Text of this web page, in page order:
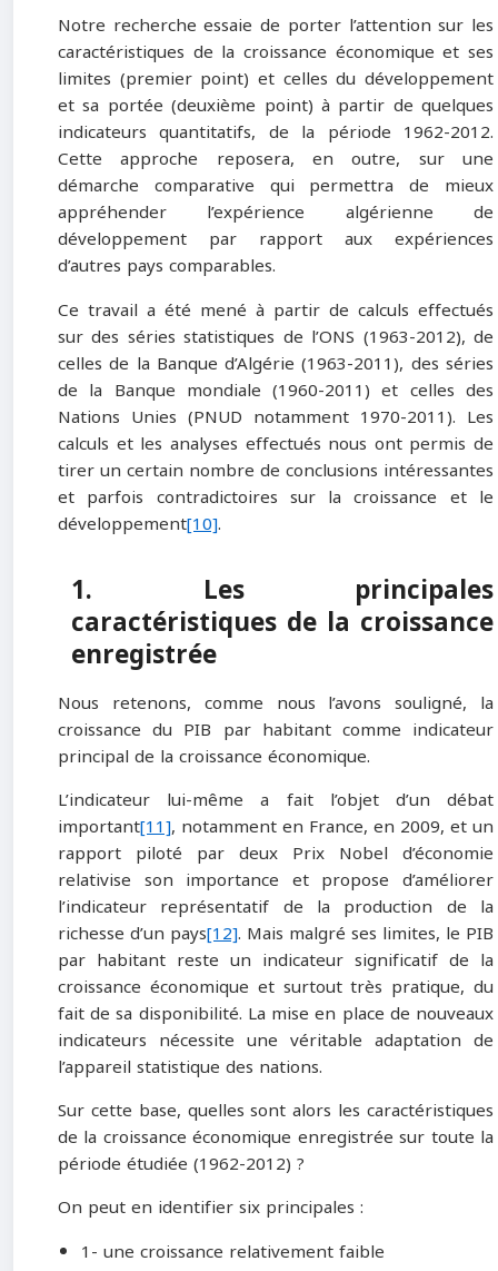
Notre recherche essaie de porter l’attention sur les
caractéristiques de la croissance économique et ses
limites (premier point) et celles du développement
et sa portée (deuxième point) à partir de quelques
indicateurs quantitatifs, de la période 1962-2012.
Cette approche reposera, en outre, sur une
démarche comparative qui permettra de mieux
appréhender l’expérience algérienne de
développement par rapport aux expériences
d’autres pays comparables.
Ce travail a été mené à partir de calculs effectués
sur des séries statistiques de l’ONS (1963-2012), de
celles de la Banque d’Algérie (1963-2011), des séries
de la Banque mondiale (1960-2011) et celles des
Nations Unies (PNUD notamment 1970-2011). Les
calculs et les analyses effectués nous ont permis de
tirer un certain nombre de conclusions intéressantes
et parfois contradictoires sur la croissance et le
développement[10].
1. Les principales
caractéristiques de la croissance
enregistrée
Nous retenons, comme nous l’avons souligné, la
croissance du PIB par habitant comme indicateur
principal de la croissance économique.
L’indicateur lui-même a fait l’objet d’un débat
important[11], notamment en France, en 2009, et un
rapport piloté par deux Prix Nobel d’économie
relativise son importance et propose d’améliorer
l’indicateur représentatif de la production de la
richesse d’un pays[12]. Mais malgré ses limites, le PIB
par habitant reste un indicateur significatif de la
croissance économique et surtout très pratique, du
fait de sa disponibilité. La mise en place de nouveaux
indicateurs nécessite une véritable adaptation de
l’appareil statistique des nations.
Sur cette base, quelles sont alors les caractéristiques
de la croissance économique enregistrée sur toute la
période étudiée (1962-2012) ?
On peut en identifier six principales :
1- une croissance relativement faible